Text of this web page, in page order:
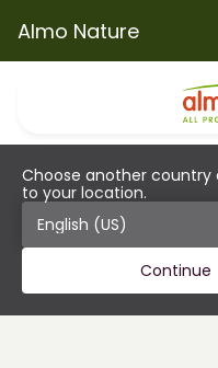
Almo Nature
Choose another
to your location.
Continue